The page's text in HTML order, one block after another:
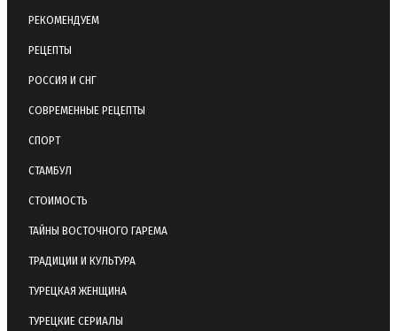
РЕКОМЕНДУЕМ
РЕЦЕПТЫ
РОССИЯ И СНГ
СОВРЕМЕННЫЕ РЕЦЕПТЫ
СПОРТ
СТАМБУЛ
СТОИМОСТЬ
ТАЙНЫ ВОСТОЧНОГО ГАРЕМА
ТРАДИЦИИ И КУЛЬТУРА
ТУРЕЦКАЯ ЖЕНЩИНА
ТУРЕЦКИЕ СЕРИАЛЫ